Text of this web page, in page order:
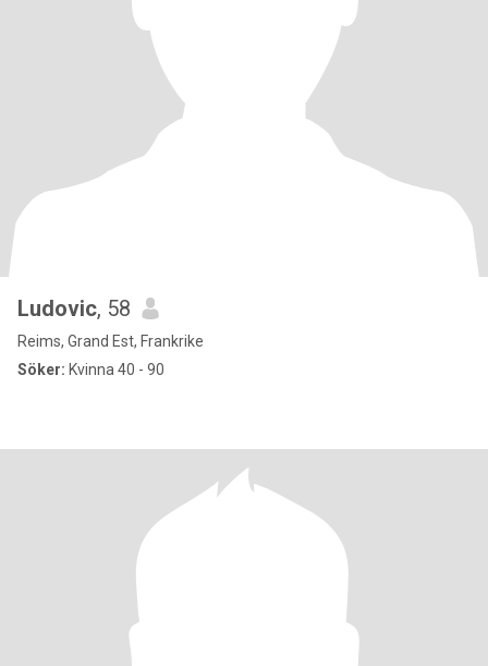
Ludovic, 58
Reims, Grand Est, Frankrike
Söker: Kvinna 40 - 90